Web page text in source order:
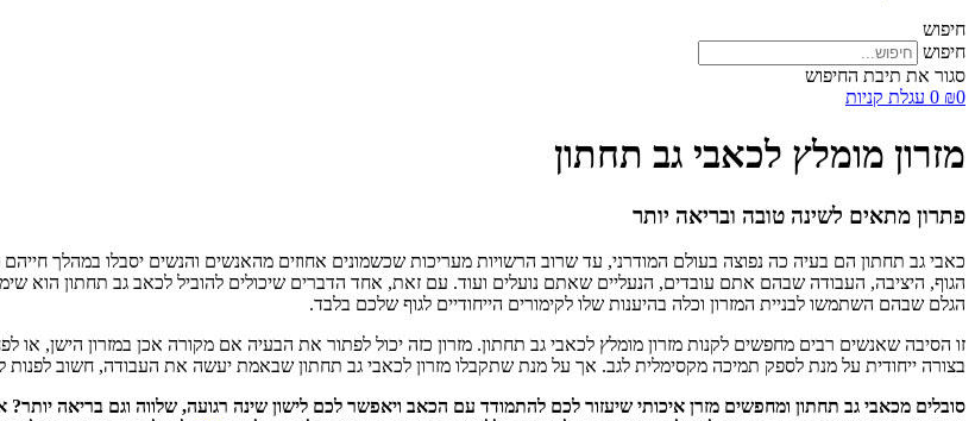
חיפוש
חיפוש
סגור את תיבת החיפוש
₪0
0 עגלת קניות
מזרון מומלץ לכאבי גב תחתון
פתרון מתאים לשינה טובה ובריאה יותר
כאבי גב תחתון הם בעיה כה נפוצה בעולם המודרני, עד שרוב הרשויות מעריכות שכשמונים אחוזים מהאנשים והנשים יסבלו במהלך
הגוף, היציבה, העבודה שבהם אתם עובדים, הנעליים שאתם נועלים ועוד. עם זאת, אחד הדברים שיכולים להוביל לכאב גב תחתון הוא
הגלם שבהם השתמשו לבניית המזרון וכלה בהיענות שלו לקימורים הייחודיים לגוף שלכם בלבד.
זו הסיבה שאנשים רבים מחפשים לקנות מזרון מומלץ לכאבי גב תחתון. מזרון כזה יכול לפתור את הבעיה אם מקורה אכן במזרון הישן,
בצורה ייחודית על מנת לספק תמיכה מקסימלית לגב. אך על מנת שתקבלו מזרון לכאבי גב תחתון שבאמת יעשה את העבודה, חשוב
סובלים מכאבי גב תחתון ומחפשים מזרן איכותי שיעזור לכם להתמודד עם הכאב ויאפשר לכם לישון שינה רגועה, שלווה וגם בריאה